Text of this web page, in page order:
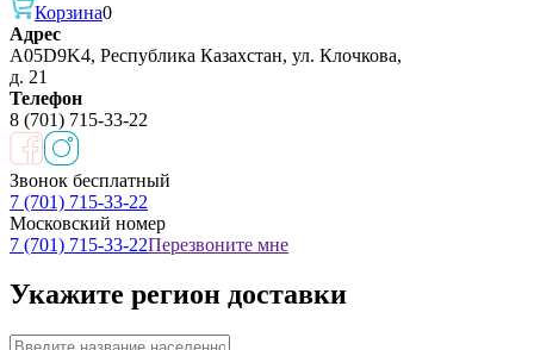
Корзина0
Адрес
A05D9K4, Республика Казахстан, ул. Клочкова,
д. 21
Телефон
8 (701) 715-33-22
Звонок бесплатный
7 (701) 715-33-22
Московский номер
7 (701) 715-33-22Перезвоните мне
Укажите регион доставки